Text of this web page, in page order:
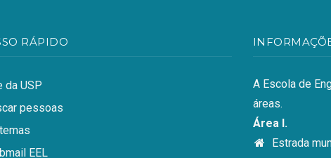
RÁPIDO
da USP
pessoas
EEL
A Escola de
áreas.
Área I.
Estrada